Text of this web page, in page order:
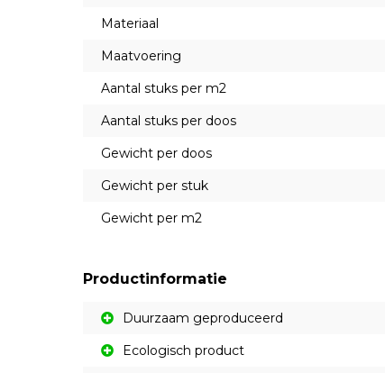
Materiaal
Maatvoering
Aantal stuks per m2
Aantal stuks per doos
Gewicht per doos
Gewicht per stuk
Gewicht per m2
Productinformatie
Duurzaam geproduceerd
Ecologisch product